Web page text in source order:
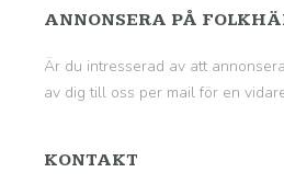
ANNONSERA PÅ
Är du intresserad av att
av dig till oss per mail för en
KONTAKT